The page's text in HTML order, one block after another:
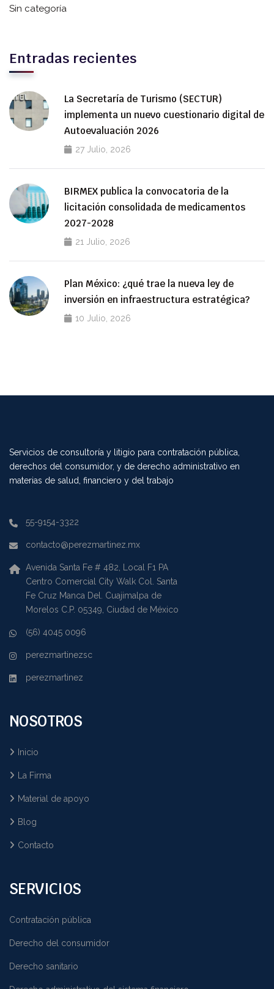
Sin categoría
Entradas recientes
La Secretaría de Turismo (SECTUR)
implementa un nuevo cuestionario digital de
Autoevaluación 2026
27 Julio, 2026
BIRMEX publica la convocatoria de la
licitación consolidada de medicamentos
2027-2028
21 Julio, 2026
Plan México: ¿qué trae la nueva ley de
inversión en infraestructura estratégica?
10 Julio, 2026
Servicios de consultoría y litigio para contratación pública,
derechos del consumidor, y de derecho administrativo en
materias de salud, financiero y del trabajo
55-9154-3322
contacto@perezmartinez.mx
Avenida Santa Fe # 482, Local F1 PA
Centro Comercial City Walk Col. Santa
Fe Cruz Manca Del. Cuajimalpa de
Morelos C.P. 05349, Ciudad de México
(56) 4045 0096
perezmartinezsc
perezmartinez
NOSOTROS
Inicio
La Firma
Material de apoyo
Blog
Contacto
SERVICIOS
Contratación pública
Derecho del consumidor
Derecho sanitario